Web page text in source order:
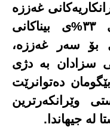
غەززە
کاریگەریان لەسەر نزیکەی ٣٣%ی بیناکانی
بۆ سەر غەززە،
سزادان بە دژی
دەتوانرێت
وێرانکەرترین
لە جیهاندا.